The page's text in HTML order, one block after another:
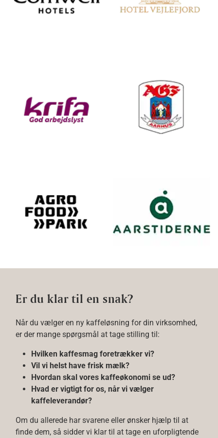
Er du klar til en snak?
Når du vælger en ny kaffeløsning for din virksomhed,
er der mange spørgsmål at tage stilling til:
Hvilken kaffesmag foretrækker vi?
Vil vi helst have frisk mælk?
Hvordan skal vores kaffeøkonomi se ud?
Hvad er vigtigt for os, når vi vælger
kaffeleverandør?
Om du allerede har svarene eller ønsker hjælp til at
finde dem, så sidder vi klar til at tage en uforpligtende